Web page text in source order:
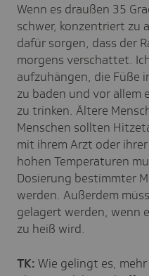
Wenn es draußen 35
schwer, konzentriert zu
dafür sorgen, dass der
morgens verschattet.
aufzuhängen, die Füße
zu baden und vor allem
zu trinken. Ältere
Menschen sollten
mit ihrem Arzt oder
hohen Temperaturen
Dosierung bestimmter
werden. Außerdem
gelagert werden, wenn
zu heiß wird.
TK: Wie gelingt es,